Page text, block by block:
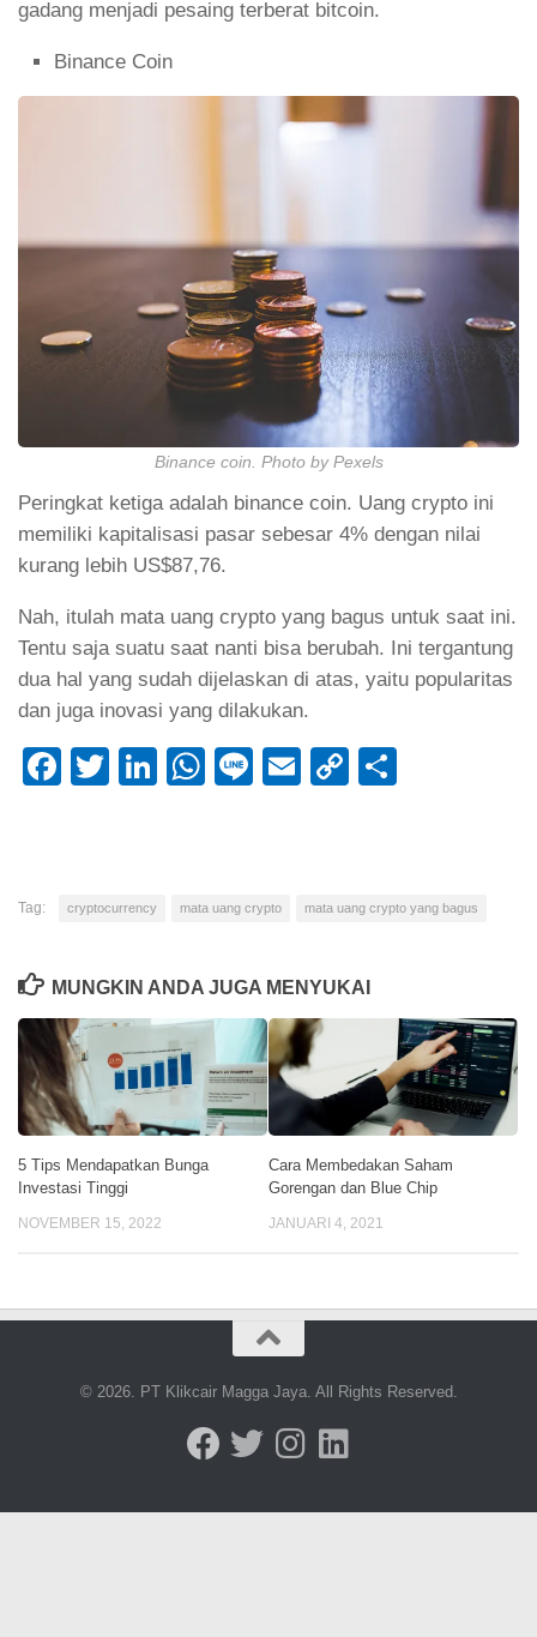
gadang menjadi pesaing terberat bitcoin.
Binance Coin
Binance coin. Photo by Pexels
Peringkat ketiga adalah binance coin. Uang crypto ini
memiliki kapitalisasi pasar sebesar 4% dengan nilai
kurang lebih US$87,76.
Nah, itulah mata uang crypto yang bagus untuk saat ini.
Tentu saja suatu saat nanti bisa berubah. Ini tergantung
dua hal yang sudah dijelaskan di atas, yaitu popularitas
dan juga inovasi yang dilakukan.
Facebook
Twitter
LinkedIn
WhatsApp
LineEmail
Copy
Tag: cryptocurrency mata uang crypto mata uang crypto yang bagus
MUNGKIN ANDA JUGA MENYUKAI
5 Tips Mendapatkan Bunga
Investasi Tinggi
NOVEMBER 15, 2022
Cara Membedakan Saham
Gorengan dan Blue Chip
JANUARI 4, 2021
© 2026. PT Klikcair Magga Jaya. All Rights Reserved.